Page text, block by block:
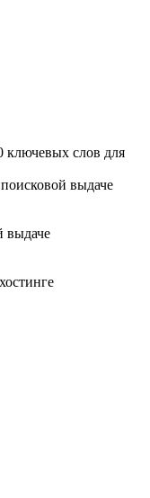
ключевых слов для
выдаче
выдаче